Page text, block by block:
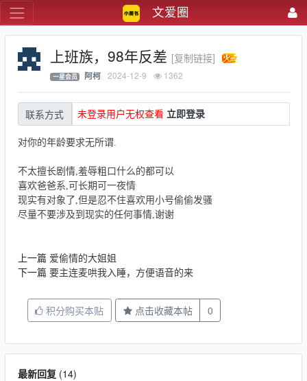
文爱圈
上班族，98年反差 [复制链接]
一星会员 阿柯 2024-12-9 1362
联系方式 未登录用户无权查看 立即登录
对你的年龄要求无所谓.
不太擅长剧情,羞辱粗口什么的都可以
喜欢爸爸系,可长期可一夜情1 B8 k4 {& p/ e* z
现实有对象了,但是忍不住喜欢用小号偷偷发骚1 H+ a5 w7 d* g. }3 {
尽量不要涉及到现实的任何事情,谢谢;
上一篇 爱偷情的大姐姐
下一篇 要主连麦哄我入睡，方便语音的来
积分购买本贴 点击收藏本帖 0
最新回复(14)